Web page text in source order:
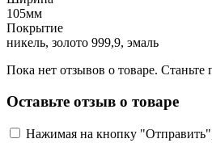
105мм
Покрытие
никель, золото 999,9, эмаль
Пока нет отзывов о товаре. Станьте
Оставьте отзыв о товаре
Нажимая на кнопку